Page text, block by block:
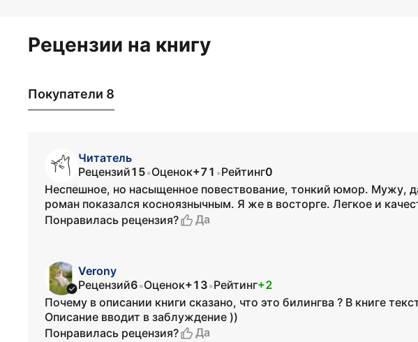
Рецензии на книгу
Покупатели 8
Читатель
Рецензий15•Оценок+71 •Рейтинг0
Неспешное, но насыщенное повествование, тонкий юмор. Мужу,
роман показался косноязнычным. Я же в восторге. Легкое и
Понравилась рецензия?
Да
Verony
Рецензий6•Оценок+13•Рейтинг+2
Почему в описании книги сказано, что это билингва ? В книге
Описание вводит в заблуждение ))
Понравилась рецензия?
Да